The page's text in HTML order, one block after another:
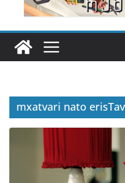
mxatvari nato